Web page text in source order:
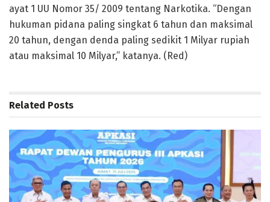
ayat 1 UU Nomor 35/ 2009 tentang Narkotika. “Dengan
hukuman pidana paling singkat 6 tahun dan maksimal
20 tahun, dengan denda paling sedikit 1 Milyar rupiah
atau maksimal 10 Milyar,” katanya. (Red)
Related Posts